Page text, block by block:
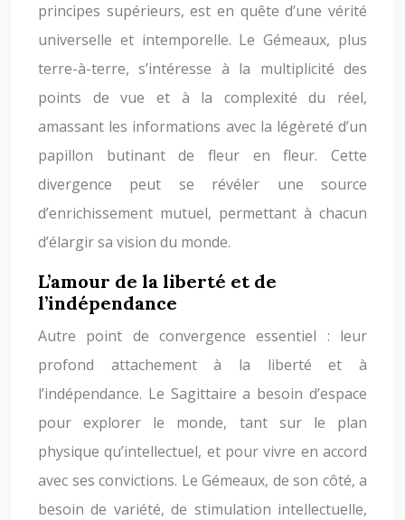
principes supérieurs, est en quête d’une vérité
universelle et intemporelle. Le Gémeaux, plus
terre-à-terre, s’intéresse à la multiplicité des
points de vue et à la complexité du réel,
amassant les informations avec la légèreté d’un
papillon butinant de fleur en fleur. Cette
divergence peut se révéler une source
d’enrichissement mutuel, permettant à chacun
d’élargir sa vision du monde.
L’amour de la liberté et de
l’indépendance
Autre point de convergence essentiel : leur
profond attachement à la liberté et à
l’indépendance. Le Sagittaire a besoin d’espace
pour explorer le monde, tant sur le plan
physique qu’intellectuel, et pour vivre en accord
avec ses convictions. Le Gémeaux, de son côté, a
besoin de variété, de stimulation intellectuelle,